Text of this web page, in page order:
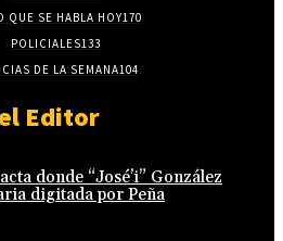
QUE SE HABLA HOY170
POLICIALES133
DE LA SEMANA104
Editor
donde “José’i” González
digitada por Peña